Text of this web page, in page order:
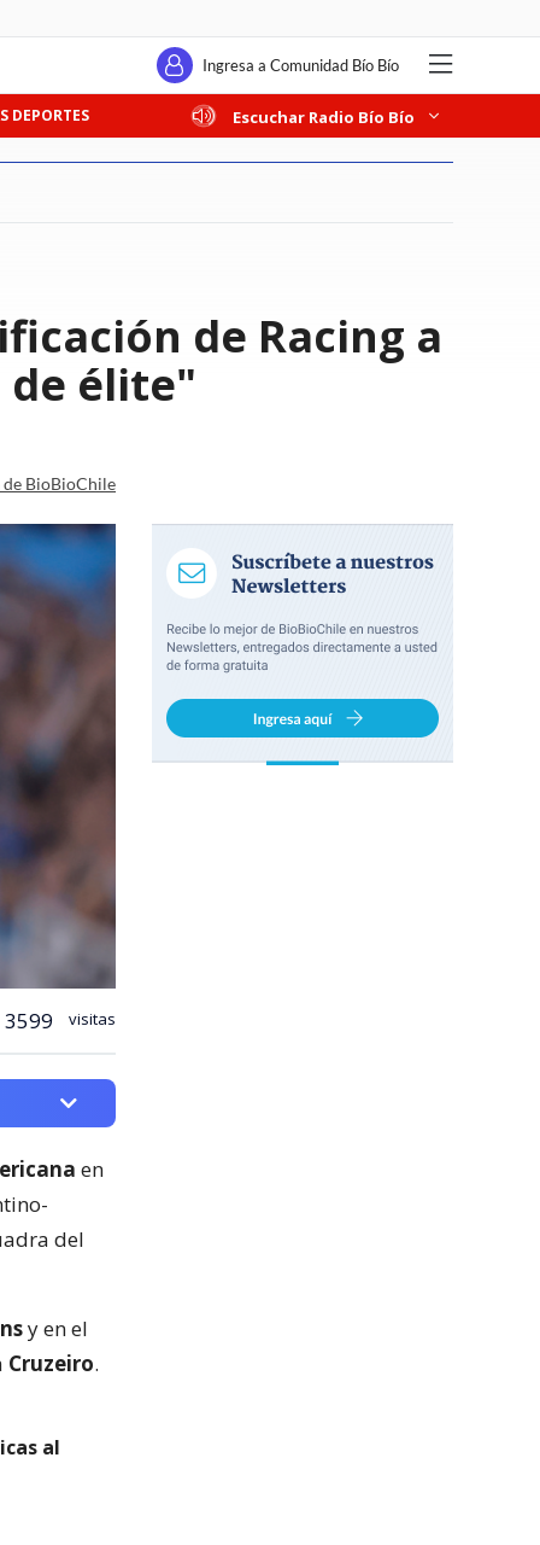
Ingresa a Comunidad Bío Bío
DEPORTES Escuchar Radio Bío Bío
de Racing a
de élite"
de BioBioChile
3599 visitas
en
del
y en el
Cruzeiro.
al